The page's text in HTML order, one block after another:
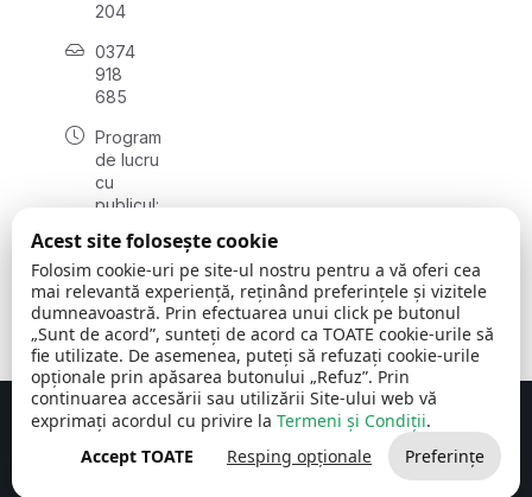
204
0374
918
685
Program
de lucru
cu
publicul:
08:00 -
16:30
, vineri:
08:00 -
14:00
Comuna Cerchezu © 2026Toate drepturile rezervate
Concept realizat de Big Media Relații Publice SRL
Acest site folosește cookie
Folosim cookie-uri pe site-ul nostru pentru a vă oferi cea
mai relevantă experiență, reținând preferințele și vizitele
dumneavoastră. Prin efectuarea unui click pe butonul
„Sunt de acord”, sunteți de acord ca TOATE cookie-urile să
fie utilizate. De asemenea, puteți să refuzați cookie-urile
opționale prin apăsarea butonului „Refuz”. Prin
continuarea accesării sau utilizării Site-ului web vă
exprimați acordul cu privire la Termeni și Condiții.
Accept TOATE
Resping opționale Preferințe